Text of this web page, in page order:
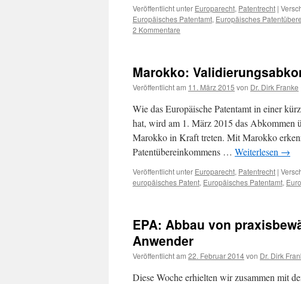
Veröffentlicht unter Europarecht, Patentrecht |
Europäisches Patentamt, Europäisches
2 Kommentare
Marokko:
Veröffentlicht am 11. März 2015 von Dr. Dirk Franke
Wie das Europäische Patentamt in einer
hat, wird am 1. März 2015 das Abkommen
Marokko in Kraft treten. Mit Marokko
Patentübereinkommens … Weiterlesen →
Veröffentlicht unter Europarecht, Patentrecht |
europäisches Patent, Europäisches Patentamt,
EPA: Abbau von
Anwender
Veröffentlicht am 22. Februar 2014von Dr. Dirk
Diese Woche erhielten wir zusammen mit